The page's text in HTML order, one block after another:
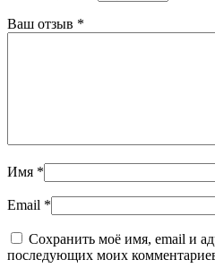
Ваш отзыв *
Имя *
Email *
Сохранить моё имя, email и
последующих моих